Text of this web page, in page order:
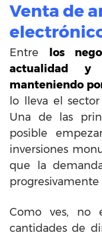
Venta de
Entre
los
actualidad y
manteniendo
lo lleva el
Una de las
posible
inversiones
que la
Como ves, no
cantidades de